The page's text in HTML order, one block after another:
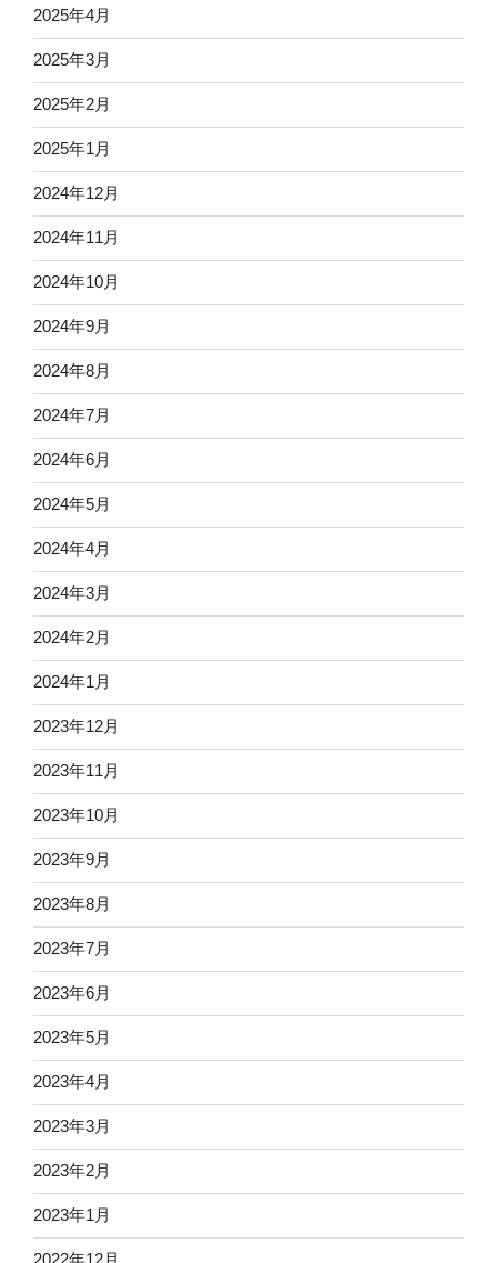
2025年4月
2025年3月
2025年2月
2025年1月
2024年12月
2024年11月
2024年10月
2024年9月
2024年8月
2024年7月
2024年6月
2024年5月
2024年4月
2024年3月
2024年2月
2024年1月
2023年12月
2023年11月
2023年10月
2023年9月
2023年8月
2023年7月
2023年6月
2023年5月
2023年4月
2023年3月
2023年2月
2023年1月
2022年12月